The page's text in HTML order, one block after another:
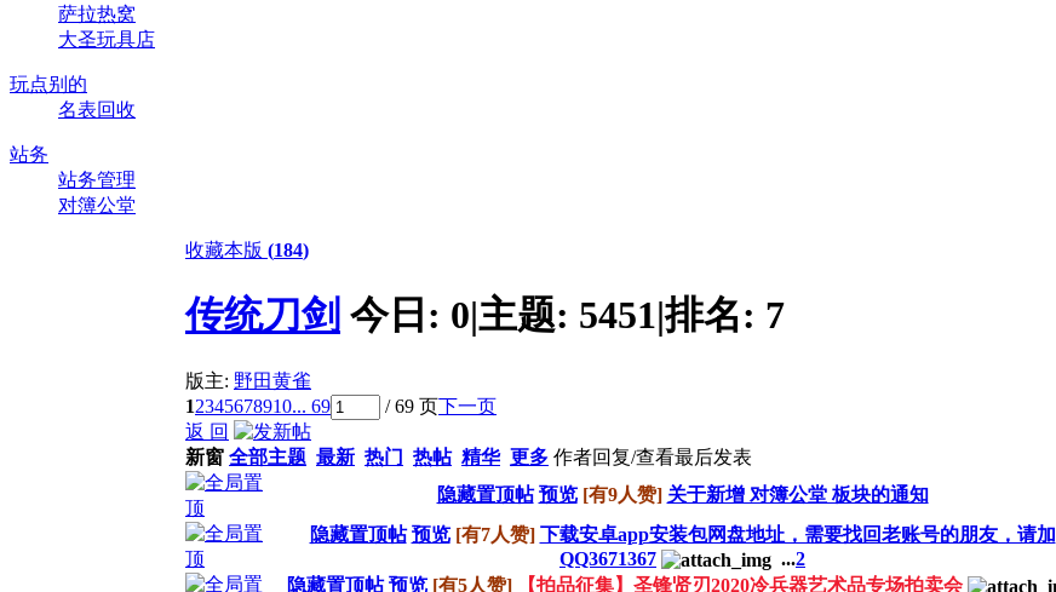
萨拉热窝
大圣玩具店
玩点别的
名表回收
站务
站务管理
对簿公堂
收藏本版 (184)
传统刀剑 今日: 0|主题: 5451|排名: 7
版主: 野田黄雀
12345678910... 69 / 69 页下一页
返 回
新窗 全部主题 最新 热门 热帖 精华 更多 作者回复/查看最后发表
隐藏置顶帖 预览 [有9人赞] 关于新增 对簿公堂 板块的通知
隐藏置顶帖 预览 [有7人赞] 下载安卓app安装包网盘地址，需要找回老账号的朋友，请加
QQ3671367
...2
隐藏置顶帖 预览 [有5人赞] 【拍品征集】​圣锋贤刃2020冷兵器艺术品专场拍卖会